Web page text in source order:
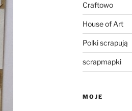
Craftowo
House of Art
Polki scrapują
scrapmapki
MOJE